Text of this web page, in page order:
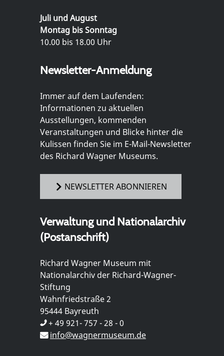
Juli und August
Montag bis Sonntag
10.00 bis 18.00 Uhr
Newsletter-Anmeldung
Immer auf dem Laufenden:
Informationen zu aktuellen
Ausstellungen, kommenden
Veranstaltungen und Blicke hinter die
Kulissen finden Sie im E-Mail-Newsletter
des Richard Wagner Museums.
NEWSLETTER ABONNIEREN
Verwaltung und Nationalarchiv
(Postanschrift)
Richard Wagner Museum mit
Nationalarchiv der Richard-Wagner-
Stiftung
Wahnfriedstraße 2
95444 Bayreuth
+ 49 921- 757 - 28 - 0
info@wagnermuseum.de